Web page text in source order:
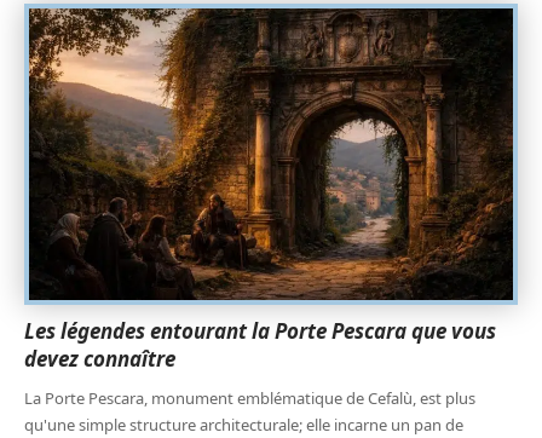
Les légendes entourant la Porte Pescara que vous
devez connaître
La Porte Pescara, monument emblématique de Cefalù, est plus
qu'une simple structure architecturale; elle incarne un pan de